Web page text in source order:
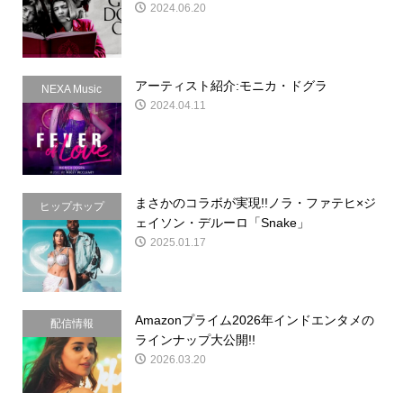
2024.06.20
NEXA Music アーティスト紹介:モニカ・ドグラ
2024.04.11
ヒップホップ
まさかのコラボが実現!!ノラ・ファテヒ×ジ
ェイソン・デルーロ「Snake」
2025.01.17
配信情報
Amazonプライム2026年インドエンタメの
ラインナップ大公開!!
2026.03.20